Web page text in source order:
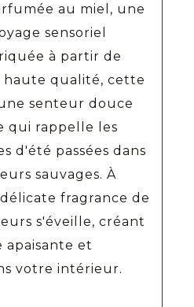
au miel, une
sensoriel
à partir de
haute qualité, cette
senteur douce
qui rappelle les
d'été passées dans
sauvages. À
fragrance de
s'éveille, créant
apaisante et
votre intérieur.